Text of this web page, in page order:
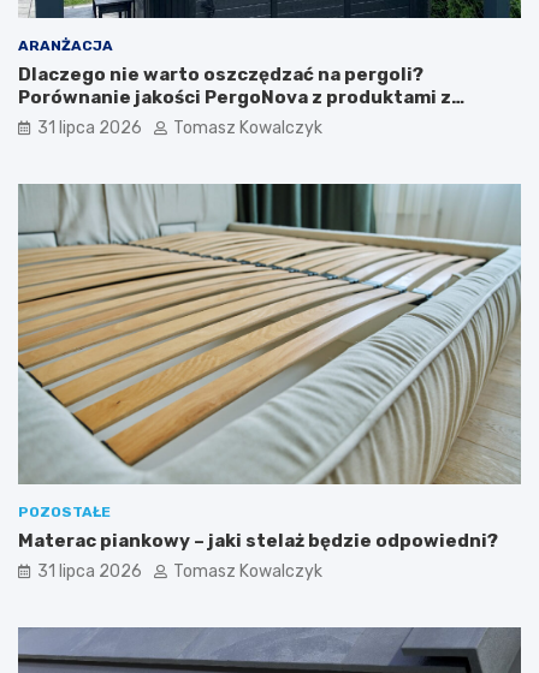
ARANŻACJA
Dlaczego nie warto oszczędzać na pergoli?
Porównanie jakości PergoNova z produktami z
marketu
31 lipca 2026 Tomasz Kowalczyk
POZOSTAŁE
Materac piankowy – jaki stelaż będzie odpowiedni?
31 lipca 2026 Tomasz Kowalczyk